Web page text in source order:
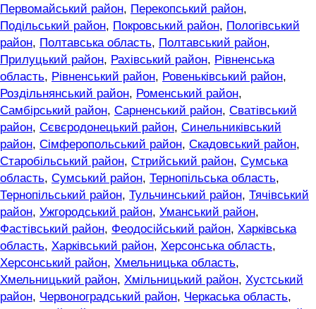
Первомайський район, Перекопський район,
Подільський район, Покровський район, Пологівський
район, Полтавська область, Полтавський район,
Прилуцький район, Рахівський район, Рівненська
область, Рівненський район, Ровеньківський район,
Роздільнянський район, Роменський район,
Самбірський район, Сарненський район, Сватівський
район, Сєвєродонецький район, Синельниківський
район, Сімферопольський район, Скадовський район,
Старобільський район, Стрийський район, Сумська
область, Сумський район, Тернопільська область,
Тернопільський район, Тульчинський район, Тячівський
район, Ужгородський район, Уманський район,
Фастівський район, Феодосійський район, Харківська
область, Харківський район, Херсонська область,
Херсонський район, Хмельницька область,
Хмельницький район, Хмільницький район, Хустський
район, Червоноградський район, Черкаська область,